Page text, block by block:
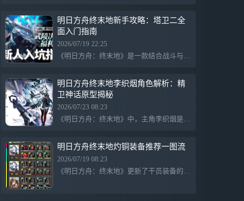
明日方舟终末地新手攻略：塔卫二全
面入门指南
2026/07/19 22:25
《明日方舟：终末地》是一款结合战斗与建设的策略游戏，在壮丽但危险的塔卫二世界中，玩家以“终末地工业”管理员的身份开拓新文明。游戏包括战斗、探索、建造、养成等环节，并提供主线流程、卡池抽取推荐、干员养成、基建指南和新手活动等模块，助力玩家快速上手。管理员们在完成四号谷地剧情后，可提前进入武陵，任务进度不会受影响。
明日方舟终末地李织烟角色解析：精
卫神话原型揭秘
2026/07/23 08:23
《明日方舟：终末地》中，主角李织烟是应龙特勤队的行动队长，代号“诀”，她属于黎博利种族，其形象与神话中的精卫相呼应。李织烟以“衔石填海的鸟”自喻，反映出她内心的挣扎与追求。她的技能与背景突显了其矛盾的力量与无奈，承载着对命运的抗争，展现出深厚的文化内涵。
明日方舟终末地灼铜装备推荐一图流
2026/07/19 08:23
《明日方舟：终末地》更新了干员装备的灼铜适配推荐，通过一图流方式简化了配装流程，适用于不同基建阶段的管理员。攻略详细列出了各干员在输出和辅助位的装备配置，同时考虑了多种装备元件的适配，特别介绍了新干员“诀”及其形态切换的技能机制，方便玩家快速掌握装备使用策略。